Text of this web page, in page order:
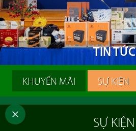
TINTỨC
KHUYẾN MÃI SỰ KIỆN
SỰ KIỆN